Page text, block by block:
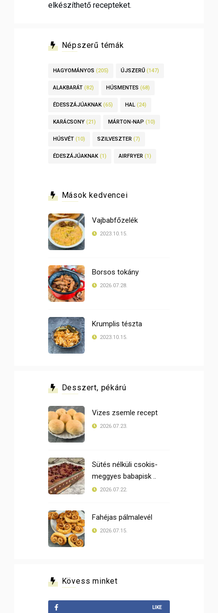
elkészíthető recepteket.
Népszerű témák
HAGYOMÁNYOS (205) ÚJSZERŰ (147)
ALAKBARÁT (82) HÚSMENTES (68)
ÉDESSZÁJÚAKNAK (65) HAL (24)
KARÁCSONY (21) MÁRTON-NAP (10)
HÚSVÉT (10) SZILVESZTER (7)
ÉDESZÁJÚAKNAK (1) AIRFRYER (1)
Mások kedvencei
Vajbabfőzelék
2023.10.15.
Borsos tokány
2026.07.28.
Krumplis tészta
2023.10.15.
Desszert, pékárú
Vizes zsemle recept
2026.07.23.
Sütés nélküli csokis-
meggyes babapisk ..
2026.07.22.
Fahéjas pálmalevél
2026.07.15.
Kövess minket
LIKE